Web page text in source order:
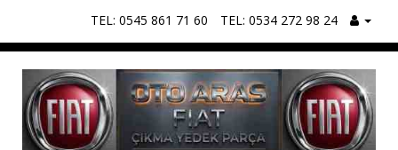
TEL: 0545 861 71 60 TEL: 0534 272 98 24